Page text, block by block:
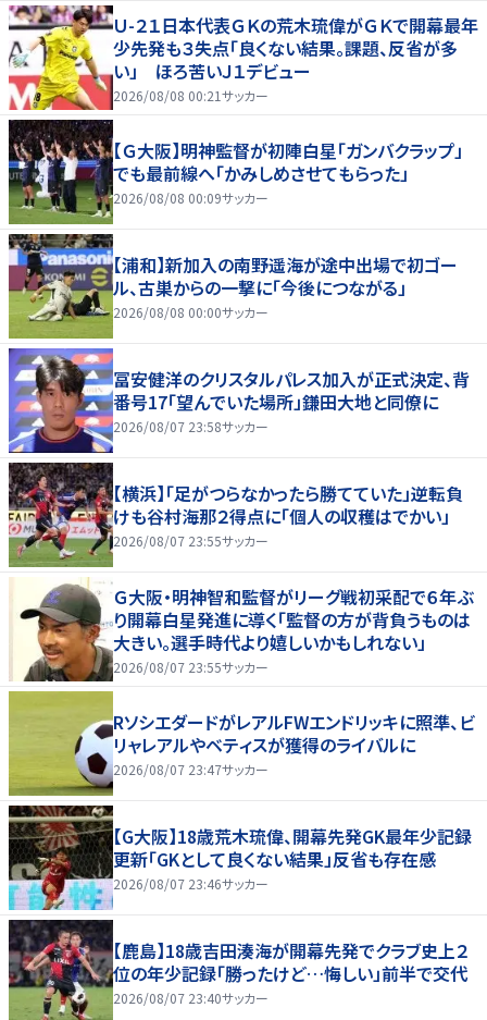
Ｕ-２１日本代表ＧＫの荒木琉偉がＧＫで開幕最年
少先発も３失点「良くない結果。課題、反省が多
い」 ほろ苦いＪ１デビュー
2026/08/08 00:21サッカー
【Ｇ大阪】明神監督が初陣白星「ガンバクラップ」
でも最前線へ「かみしめさせてもらった」
2026/08/08 00:09サッカー
【浦和】新加入の南野遥海が途中出場で初ゴー
ル、古巣からの一撃に「今後につながる」
2026/08/08 00:00サッカー
冨安健洋のクリスタルパレス加入が正式決定、背
番号17「望んでいた場所」鎌田大地と同僚に
2026/08/07 23:58サッカー
【横浜】「足がつらなかったら勝てていた」逆転負
けも谷村海那２得点に「個人の収穫はでかい」
2026/08/07 23:55サッカー
Ｇ大阪・明神智和監督がリーグ戦初采配で６年ぶ
り開幕白星発進に導く「監督の方が背負うものは
大きい。選手時代より嬉しいかもしれない」
2026/08/07 23:55サッカー
RソシエダードがレアルFWエンドリッキに照準、ビ
リャレアルやベティスが獲得のライバルに
2026/08/07 23:47サッカー
【G大阪】18歳荒木琉偉、開幕先発GK最年少記録
更新「GKとして良くない結果」反省も存在感
2026/08/07 23:46サッカー
【鹿島】18歳吉田湊海が開幕先発でクラブ史上２
位の年少記録「勝ったけど…悔しい」前半で交代
2026/08/07 23:40サッカー